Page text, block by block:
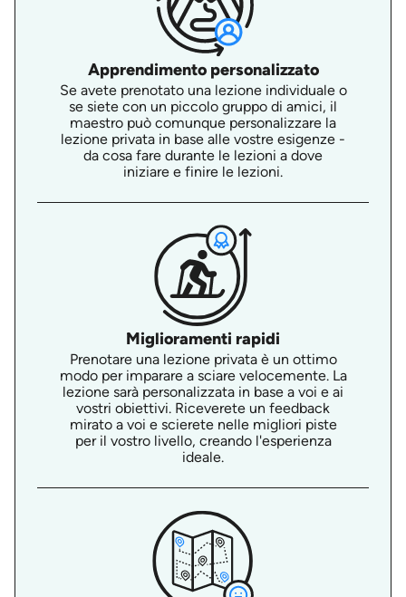
Apprendimento personalizzato
Se avete prenotato una lezione individuale o
se siete con un piccolo gruppo di amici, il
maestro può comunque personalizzare la
lezione privata in base alle vostre esigenze -
da cosa fare durante le lezioni a dove
iniziare e finire le lezioni.
Miglioramenti rapidi
Prenotare una lezione privata è un ottimo
modo per imparare a sciare velocemente. La
lezione sarà personalizzata in base a voi e ai
vostri obiettivi. Riceverete un feedback
mirato a voi e scierete nelle migliori piste
per il vostro livello, creando l'esperienza
ideale.